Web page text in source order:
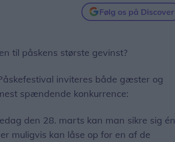
Følg os på Discover
til påskens største gevinst?
inviteres både gæster og
spændende konkurrence:
den 28. marts kan man sikre sig én
muligvis kan låse op for en af de